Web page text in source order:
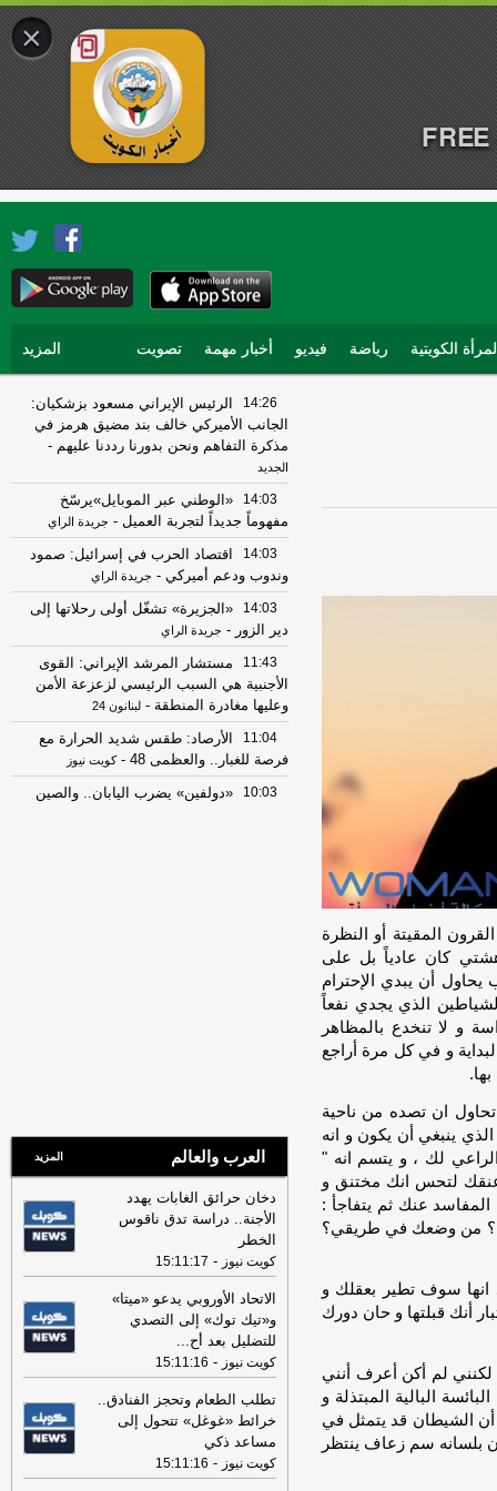
الكويتية رياضة فيديو أخبار مهمة تصويت المزيد
المقيتة أو النظرة
كان عادياً بل على
يحاول أن يبدي الإحترام
الذي يجدي نفعاً
و لا تنخدع بالمظاهر
و في كل مرة أراجع
تحاول ان تصده من ناحية
ينبغي أن يكون و انه
لك ، و يتسم انه "
لتحس انك مختنق و
عنك ثم يتفاجأ :
من وضعك في طريقي؟
انها سوف تطير بعقلك و
أنك قبلتها و حان دورك
لم أكن أعرف أنني
البالية المبتذلة و
أن الشيطان قد يتمثل في
بلسانه سم زعاف ينتظر
14:26
الرئيس الإيراني مسعود بزشكيان:
الجانب الأميركي خالف بند مضيق هرمز في
مذكرة التفاهم ونحن بدورنا رددنا عليهم -
الجديد
14:03
«الوطني عبر الموبايل»يرسّخ
مفهوماً جديداً لتجربة العميل - جريدة الراي
14:03
اقتصاد الحرب في إسرائيل: صمود
وندوب ودعم أميركي - جريدة الراي
14:03
«الجزيرة» تشغّل أولى رحلاتها إلى
دير الزور - جريدة الراي
11:43
مستشار المرشد الإيراني: القوى
الأجنبية هي السبب الرئيسي لزعزعة الأمن
وعليها مغادرة المنطقة - لبنانون 24
11:04
الأرصاد: طقس شديد الحرارة مع
فرصة للغبار.. والعظمى 48
-كويت نيوز
10:03
«دولفين» يضرب اليابان.. والصين
06:05
دخان حرائق الغابات يهدد الأجنة..
دراسة تدق ناقوس الخطر
06:05
ترامب: الحكم القضائي بوقف
مشروع بناء قاعة احتفالات في البيت
الأبيض «عار وطني»
02:03
الرئيس اللبناني: مفاوضات روما
شهدت «تقدما إيجابيا» في مسألتي الحدود
والأسرى-جريدة الراي
02:03
الاتحاد الأوروبي يدعو «ميتا»
و«تيك توك» إلى التصدي للتضليل بعد
أحداث سبتة- جريدة الراي
02:03
«فيتش» تؤكد التصنيف الائتماني
السيادي للكويت عند «AA-» مع نظرة
مستقبلية مستقرة-
العرب والعالم المزيد
دخان حرائق الغابات يهدد
الأجنة.. دراسة تدق ناقوس
الخطر
كويت نيوز -
15:11:17
الاتحاد الأوروبي يدعو «ميتا»
و«تيك توك» إلى التصدي
للتضليل بعد أح...
كويت نيوز -
15:11:16
تطلب الطعام وتحجز الفنادق..
خرائط «غوغل» تتحول إلى
مساعد ذكي
كويت نيوز -
15:11:16
×